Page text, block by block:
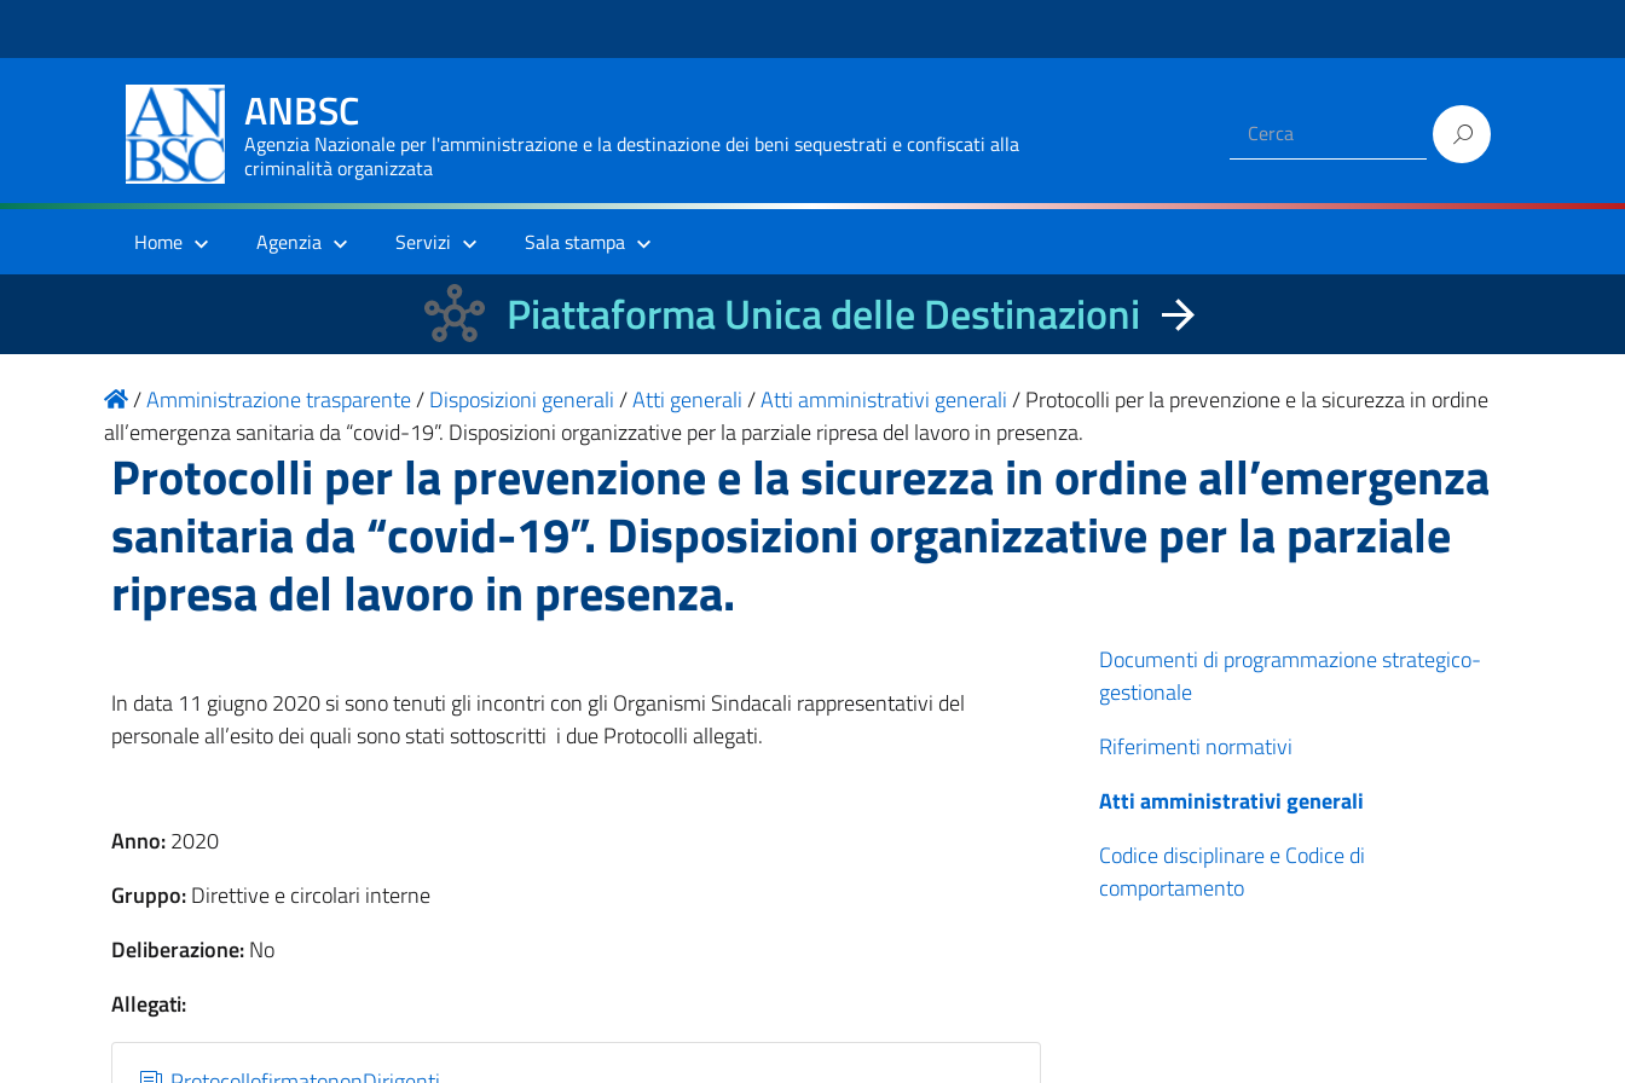
ANBSC
Agenzia Nazionale per l'amministrazione e la destinazione dei beni sequestrati e confiscati alla
criminalità organizzata
Home Agenzia Servizi Sala stampa
Piattaforma Unica delle Destinazioni
/Amministrazione trasparente/Disposizioni generali/Atti generali/Atti amministrativi generali/Protocolli per la prevenzione e la sicurezza in ordine
all’emergenza sanitaria da “covid-19”. Disposizioni organizzative per la parziale ripresa del lavoro in presenza.
Protocolli per la prevenzione e la sicurezza in ordine all’emergenza
sanitaria da “covid-19”. Disposizioni organizzative per la parziale
ripresa del lavoro in presenza.
In data 11 giugno 2020 si sono tenuti gli incontri con gli Organismi Sindacali rappresentativi del
personale all’esito dei quali sono stati sottoscritti i due Protocolli allegati.
Anno:2020
Gruppo:Direttive e circolari interne
Deliberazione:No
Allegati:
Documenti di programmazione strategico-
gestionale
Riferimenti normativi
Atti amministrativi generali
Codice disciplinare e Codice di
comportamento